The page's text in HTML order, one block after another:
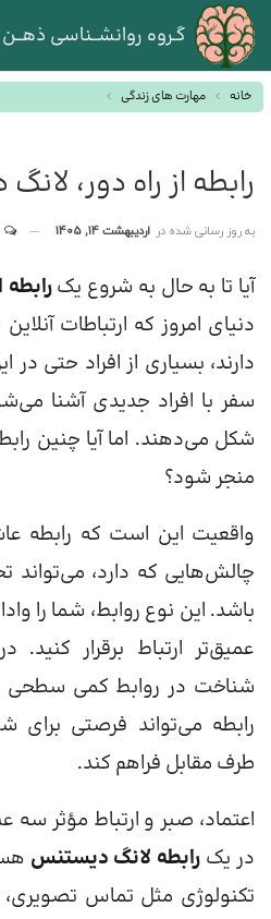
گـروه روانشــناسی ذهــن
خانه مهارت های زندگی
رابطه از راه دور،
به روز رسانی شده در اردیبهشت 14, 1405
آیا تا به حال به شروع یکرابطه
دنیای امروز که ارتباطات
دارند، بسیاری از افراد حتی در
سفر با افراد جدیدی آشنا
شکل می‌دهند. اما آیا چنین
منجر شود؟
واقعیت این است که رابطه
چالش‌هایی که دارد، می‌تواند
باشد. این نوع روابط، شما را
عمیق‌تر ارتباط برقرار
شناخت در روابط کمی
رابطه می‌تواند فرصتی
طرف مقابل فراهم کند.
اعتماد، صبر و ارتباط مؤثر
در یک رابطه لانگ دیستنس
تکنولوژی مثل تماس تصویری،